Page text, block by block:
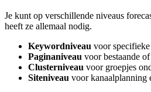
Je kunt op verschillende niveaus
heeft ze allemaal nodig.
Keywordniveau voor
Paginaniveau voor bestaande
Clusterniveau voor groepjes
Siteniveau voor kanaalplanning